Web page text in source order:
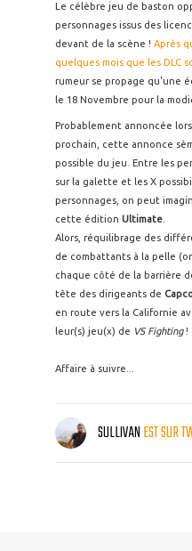
Le célèbre jeu de baston
personnages issus des
devant de la scène ! Après
quelques mois que les DLC
rumeur se propage qu'une
le 18 Novembre pour la
Probablement annoncée
prochain, cette annonce
possible du jeu. Entre les
sur la galette et les X
personnages, on peut
cette édition Ultimate
Alors, réquilibrage des
de combattants à la pelle
chaque côté de la barrière
tête des dirigeants de
en route vers la Californie
leur(s) jeu(x) de VS Fighting!
Affaire à suivre...
SULLIVANEST SUR